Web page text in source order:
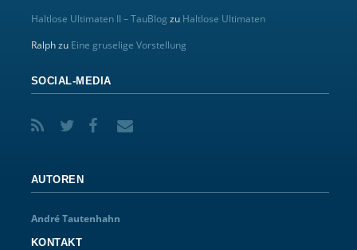
Haltlose Ultimaten II – TauBlog zu Haltlose Ultimaten
Ralphzu Eine gruselige Vorstellung
SOCIAL-MEDIA
AUTOREN
André Tautenhahn
KONTAKT